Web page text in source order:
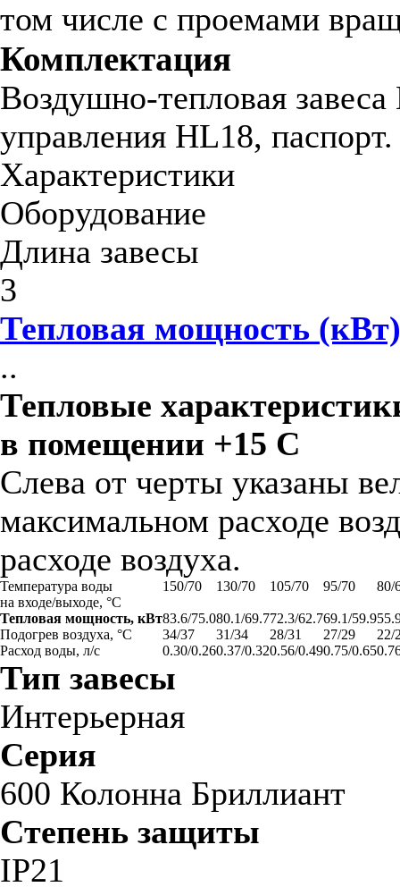
том числе с проемами
Комплектация
Воздушно-тепловая
управления HL18, паспорт.
Характеристики
Оборудование
Длина завесы
3
Тепловая мощность (кВт)
..
Тепловые
в помещении +15 С
Слева от черты указаны
максимальном расходе
расходе воздуха.
Температура воды
на входе/выходе, °С
150/70 130/70 105/70 95/70 80/
Тепловая мощность, кВт83.6/75.080.1/69.772.3/62.769.1/59.9
Подогрев воздуха, °С
34/37 31/34 28/31 27/29
22/
Расход воды, л/с
0.30/0.260.37/0.320.56/0.490.75/0.65
Тип завесы
Интерьерная
Серия
600 Колонна Бриллиант
Степень защиты
IP21